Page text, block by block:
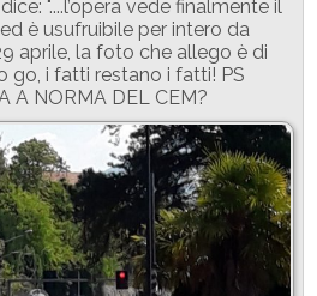
"....l’opera vede finalmente il
è usufruibile per intero da
aprile, la foto che allego è di
go, i fatti restano i fatti! PS
A NORMA DEL CEM?